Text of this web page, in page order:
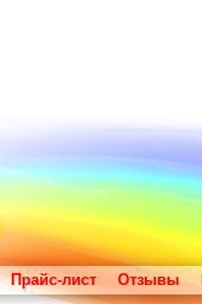
Прайс-лист Отзывы